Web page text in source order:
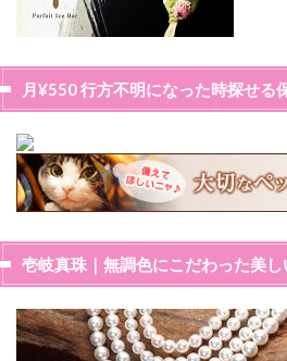
月¥550 行方不明になった時探せる
壱岐真珠｜無調色にこだわった美